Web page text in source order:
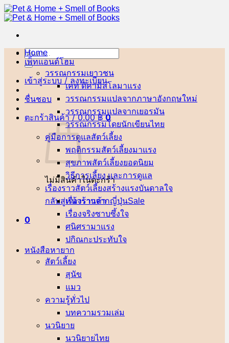
ข้าม
ไป
เนื้อหา
ค้นหา:
เข้าสู่ระบบ / ลงทะเบียน
ชื่นชอบ
ตะกร้าสินค้า /0.00฿ 0
ไม่มีสินค้าในตะกร้า
กลับสู่หน้าร้านค้า
0
Home
เพ็ทแอนด์โฮม
วรรณกรรมเยาวชน
เคท ดิคามิลโล
วรรณกรรมแปลจากภาษาอังกฤษ
วรรณกรรมแปลจากเยอรมัน
วรรณกรรมโดยนักเขียนไทย
คู่มือการดูแลสัตว์เลี้ยง
พฤติกรรมสัตว์เลี้ยง
สุขภาพสัตว์เลี้ยง
วิธีการเลี้ยง และการดูแล
เรื่องราวสัตว์เลี้ยงสร้างแรงบันดาลใจ
เรื่องราวจากญี่ปุ่น
เรื่องจริงซาบซึ้งใจ
ศนิศรา
ปกิณกะประทับใจ
หนังสือหายาก
สัตว์เลี้ยง
สุนัข
แมว
ความรู้ทั่วไป
บทความรวมเล่ม
นวนิยาย
นวนิยายไทย